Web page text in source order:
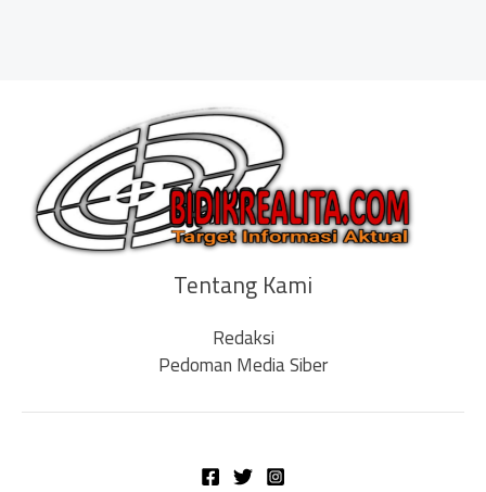
Tentang Kami
Redaksi
Pedoman Media Siber